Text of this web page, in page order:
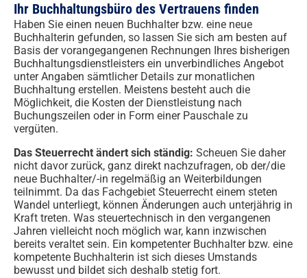
Ihr Buchhaltungsbüro des Vertrauens finden
Haben Sie einen neuen Buchhalter bzw. eine neue
Buchhalterin gefunden, so lassen Sie sich am besten auf
Basis der vorangegangenen Rechnungen Ihres bisherigen
Buchhaltungsdienstleisters ein unverbindliches Angebot
unter Angaben sämtlicher Details zur monatlichen
Buchhaltung erstellen. Meistens besteht auch die
Möglichkeit, die Kosten der Dienstleistung nach
Buchungszeilen oder in Form einer Pauschale zu
vergüten.
Das Steuerrecht ändert sich ständig: Scheuen Sie daher
nicht davor zurück, ganz direkt nachzufragen, ob der/die
neue Buchhalter/-in regelmäßig an Weiterbildungen
teilnimmt. Da das Fachgebiet Steuerrecht einem steten
Wandel unterliegt, können Änderungen auch unterjährig in
Kraft treten. Was steuertechnisch in den vergangenen
Jahren vielleicht noch möglich war, kann inzwischen
bereits veraltet sein. Ein kompetenter Buchhalter bzw. eine
kompetente Buchhalterin ist sich dieses Umstands
bewusst und bildet sich deshalb stetig fort.